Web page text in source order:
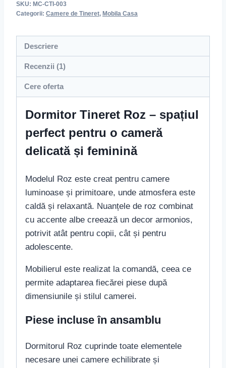
SKU: MC-CTI-003
Categorii: Camere de Tineret, Mobila Casa
Descriere
Recenzii (1)
Cere oferta
Dormitor Tineret Roz – spațiul
perfect pentru o cameră
delicată și feminină
Modelul Roz este creat pentru camere
luminoase și primitoare, unde atmosfera este
caldă și relaxantă. Nuanțele de roz combinat
cu accente albe creează un decor armonios,
potrivit atât pentru copii, cât și pentru
adolescente.
Mobilierul este realizat la comandă, ceea ce
permite adaptarea fiecărei piese după
dimensiunile și stilul camerei.
Piese incluse în ansamblu
Dormitorul Roz cuprinde toate elementele
necesare unei camere echilibrate și